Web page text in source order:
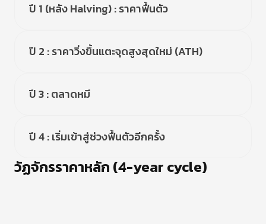
ปี 1 (หลัง Halving) : ราคาฟื้นตัว
ปี 2 : ราคาวิ่งขึ้นแตะจุดสูงสุดใหม่ (ATH)
ปี 3 : ตลาดหมี
ปี 4 : เริ่มเข้าสู่ช่วงฟื้นตัวอีกครั้ง
วัฏจักรราคาหลัก (4-year cycle)